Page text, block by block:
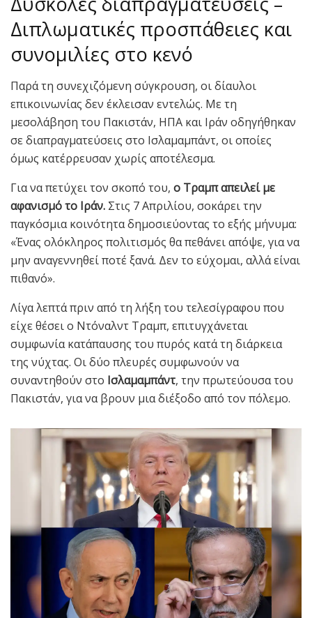
Διπλωματικές προσπάθειες και
συνομιλίες στο κενό
Παρά τη συνεχιζόμενη σύγκρουση, οι δίαυλοι
επικοινωνίας δεν έκλεισαν εντελώς. Με τη
μεσολάβηση του Πακιστάν, ΗΠΑ και Ιράν οδηγήθηκαν
σε διαπραγματεύσεις στο Ισλαμαμπάντ, οι οποίες
όμως κατέρρευσαν χωρίς αποτέλεσμα.
Για να πετύχει τον σκοπό του, ο Τραμπ απειλεί με
αφανισμό το Ιράν. Στις 7 Απριλίου, σοκάρει την
παγκόσμια κοινότητα δημοσιεύοντας το εξής μήνυμα:
«Ένας ολόκληρος πολιτισμός θα πεθάνει απόψε, για να
μην αναγεννηθεί ποτέ ξανά. Δεν το εύχομαι, αλλά είναι
πιθανό».
Λίγα λεπτά πριν από τη λήξη του τελεσίγραφου που
είχε θέσει ο Ντόναλντ Τραμπ, επιτυγχάνεται
συμφωνία κατάπαυσης του πυρός κατά τη διάρκεια
της νύχτας. Οι δύο πλευρές συμφωνούν να
συναντηθούν στο Ισλαμαμπάντ, την πρωτεύουσα του
Πακιστάν, για να βρουν μια διέξοδο από τον πόλεμο.